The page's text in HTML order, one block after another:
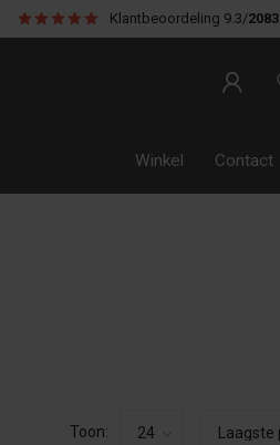
Klantbeoordeling 9.3/2083
Winkel Contact
Toon: